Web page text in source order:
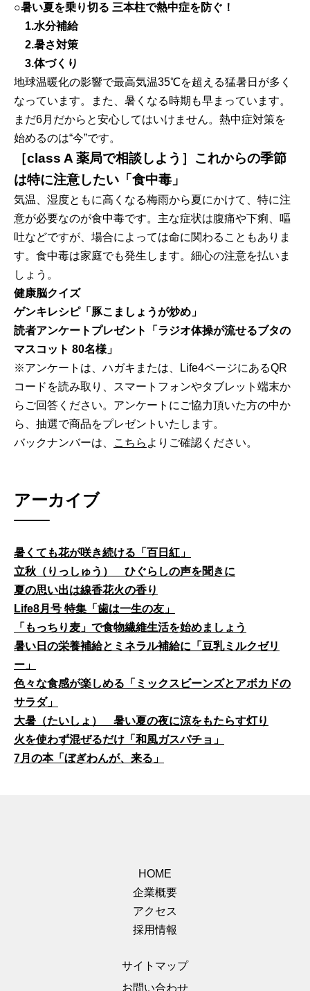
○暑い夏を乗り切る 三本柱で熱中症を防ぐ！
1.水分補給
2.暑さ対策
3.体づくり
地球温暖化の影響で最高気温35℃を超える猛暑日が多く
なっています。また、暑くなる時期も早まっています。
まだ6月だからと安心してはいけません。熱中症対策を
始めるのは“今”です。
［class A 薬局で相談しよう］これからの季節
は特に注意したい「食中毒」
気温、湿度ともに高くなる梅雨から夏にかけて、特に注
意が必要なのが食中毒です。主な症状は腹痛や下痢、嘔
吐などですが、場合によっては命に関わることもありま
す。食中毒は家庭でも発生します。細心の注意を払いま
しょう。
健康脳クイズ
ゲンキレシピ「豚こましょうが炒め」
読者アンケートプレゼント「ラジオ体操が流せるブタの
マスコット 80名様」
※アンケートは、ハガキまたは、Life4ページにあるQR
コードを読み取り、スマートフォンやタブレット端末か
らご回答ください。アンケートにご協力頂いた方の中か
ら、抽選で商品をプレゼントいたします。
バックナンバーは、
こちら よりご確認ください。
アーカイブ
暑くても花が咲き続ける「百日紅」
立秋（りっしゅう） ひぐらしの声を聞きに
夏の思い出は線香花火の香り
Life8月号 特集「歯は一生の友」
「もっちり麦」で食物繊維生活を始めましょう
暑い日の栄養補給とミネラル補給に「豆乳ミルクゼリ
ー」
色々な食感が楽しめる「ミックスビーンズとアボカドの
サラダ」
大暑（たいしょ） 暑い夏の夜に涼をもたらす灯り
火を使わず混ぜるだけ「和風ガスパチョ」
7月の本「ぼぎわんが、来る」
HOME
企業概要
アクセス
採用情報
サイトマップ
お問い合わせ